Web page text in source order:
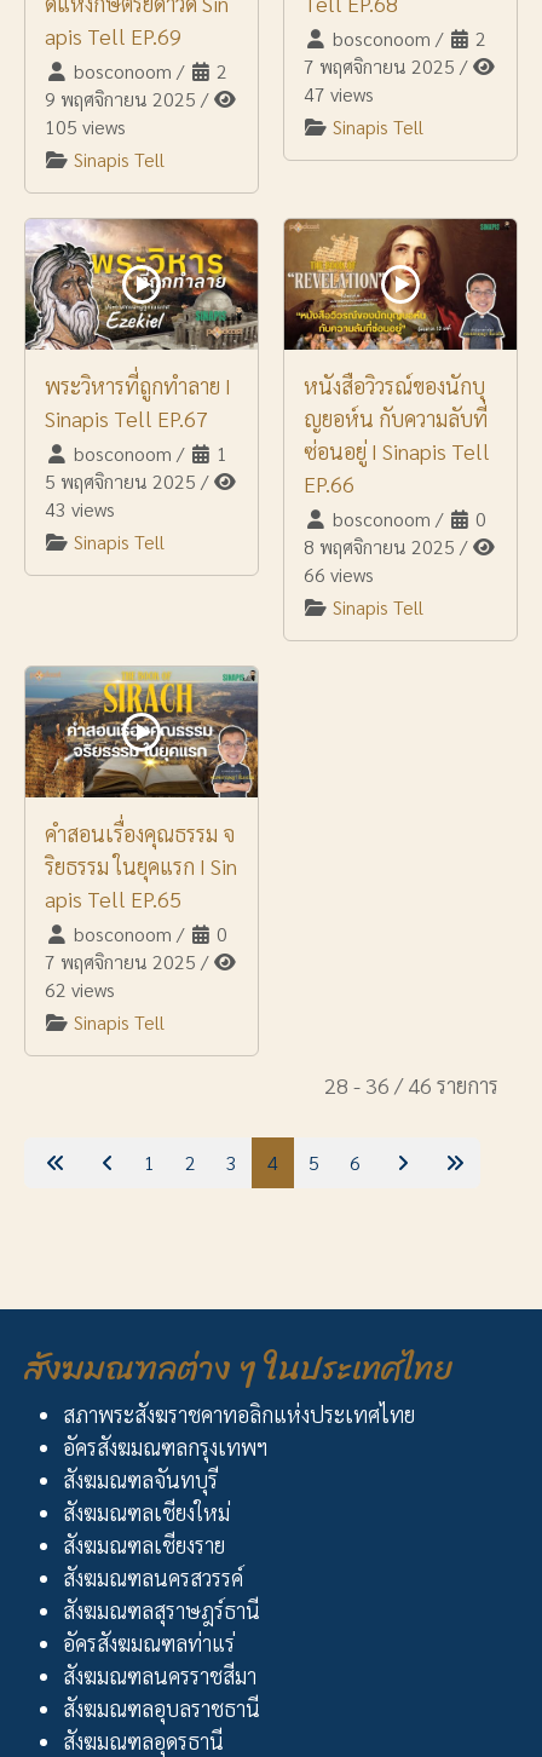
apis Tell EP.69
bosconoom /
2
9 พฤศจิกายน 2025 /
105 views
Sinapis Tell
bosconoom /
2
7 พฤศจิกายน 2025 /
47 views
Sinapis Tell
พระวิหารที่ถูกทำลาย I
Sinapis Tell EP.67
bosconoom /
1
5 พฤศจิกายน 2025 /
43 views
Sinapis Tell
หนังสือวิวรณ์ของนักบุ
ญยอห์น กับความลับที่
ซ่อนอยู่ I Sinapis Tell
EP.66
bosconoom /
0
8 พฤศจิกายน 2025 /
66 views
Sinapis Tell
คำสอนเรื่องคุณธรรม จ
ริยธรรม ในยุคแรก I Sin
apis Tell EP.65
bosconoom /
0
7 พฤศจิกายน 2025 /
62 views
Sinapis Tell
28 - 36 / 46 รายการ
1 2 3 4 5 6
สังฆมณฑลต่าง ๆ ในประเทศไทย
สภาพระสังฆราชคาทอลิกแห่งประเทศไทย
อัครสังฆมณฑลกรุงเทพฯ
สังฆมณฑลจันทบุรี
สังฆมณฑลเชียงใหม่
สังฆมณฑลเชียงราย
สังฆมณฑลนครสวรรค์
สังฆมณฑลสุราษฎร์ธานี
อัครสังฆมณฑลท่าแร่
สังฆมณฑลนครราชสีมา
สังฆมณฑลอุบลราชธานี
สังฆมณฑลอุดรธานี